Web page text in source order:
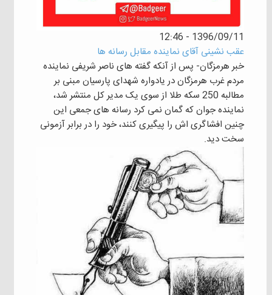
1396/09/11 - 12:46
عقب نشینی آقای نماینده مقابل رسانه ها
خبر هرمزگان- پس از آنکه گفته های ناصر شریفی نماینده
مردم غرب هرمزگان در یادواره شهدای پارسیان مبنی بر
مطالبه 250 سکه طلا از سوی یک مدیر کل منتشر شد،
نماینده جوان که گمان نمی کرد رسانه های جمعی این
چنین افشاگری اش را پیگیری کنند، خود را در برابر آزمونی
سخت دید.